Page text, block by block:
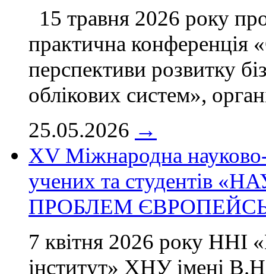
15 травня 2026 року
практична конференція
перспективи розвитку
облікових систем»,
25.05.2026 →
ХV Міжнародна
учених та студентів
ПРОБЛЕМ
7 квітня 2026 року ННІ
інститут» ХНУ імені